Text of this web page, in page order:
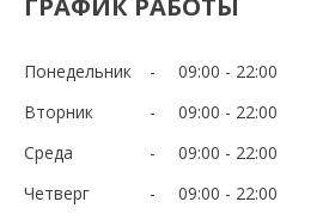
Понедельник 09:00
22:00
Вторник
09:00
22:00
Среда
09:00
22:00
Четверг
09:00
22:00